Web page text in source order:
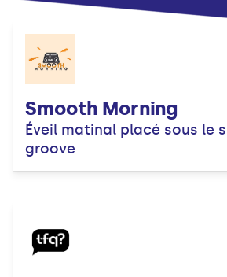
Smooth Morning
Éveil matinal placé sous le
groove